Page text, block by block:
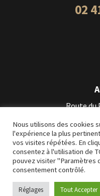
02
Route du
Création
Nous utilisons des cookies
l'expérience la plus
vos visites répétées. En
consentez à l'utilisation de
pouvez visiter "Paramètres
consentement contrôlé.
Réglages Tout Accepter